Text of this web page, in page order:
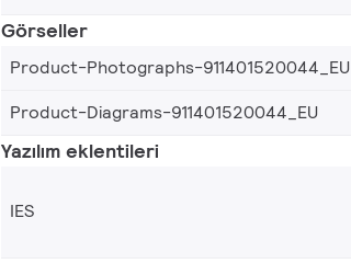
Görseller
Product-Photographs-911401520044_EU
Product-Diagrams-911401520044_EU
Yazılım eklentileri
IES